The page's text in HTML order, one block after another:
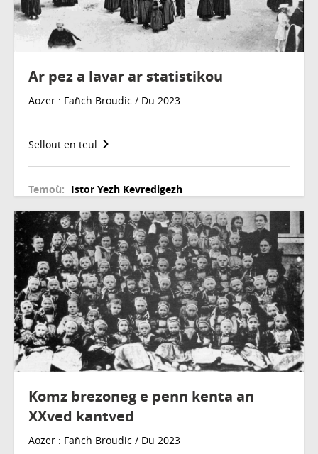
Ar pez a lavar ar statistikou
Aozer : Fañch Broudic / Du 2023
Sellout en teul
Temoù: Istor Yezh Kevredigezh
Komz brezoneg e penn kenta an
XXved kantved
Aozer : Fañch Broudic / Du 2023